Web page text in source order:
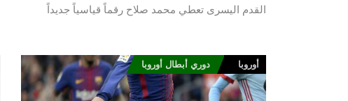
القدم اليسرى تعطي محمد صلاح رقماً قياسياً جديداً
أوروبا دوري أبطال أوروبا